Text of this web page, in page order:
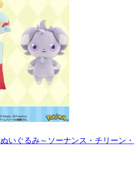
いぐるみ～ソーナンス・チリーン・